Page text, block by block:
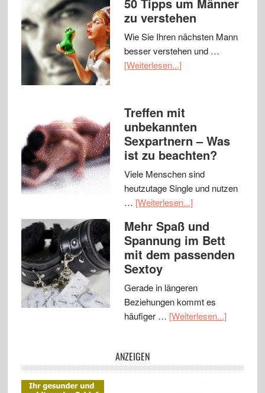
zu verstehen
Wie Sie Ihren nächsten Mann
besser verstehen und …
[Weiterlesen...]
Treffen mit
unbekannten
Sexpartnern – Was
ist zu beachten?
Viele Menschen sind
heutzutage Single und nutzen
… [Weiterlesen...]
Mehr Spaß und
Spannung im Bett
mit dem passenden
Sextoy
Gerade in längeren
Beziehungen kommt es
häufiger … [Weiterlesen...]
ANZEIGEN